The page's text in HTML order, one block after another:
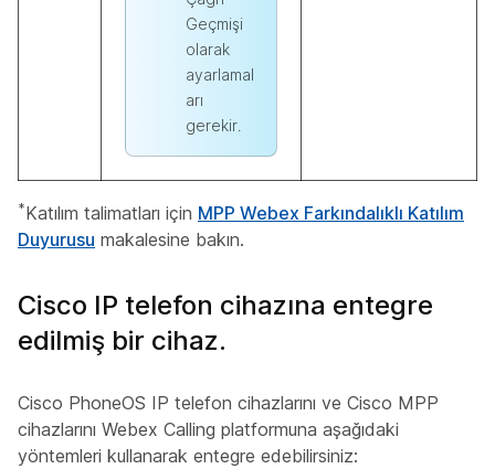
Geçmişi
olarak
ayarlamal
arı
gerekir.
*Katılım talimatları için MPP Webex Farkındalıklı Katılım
Duyurusu makalesine bakın.
Cisco IP telefon cihazına entegre
edilmiş bir cihaz.
Cisco PhoneOS IP telefon cihazlarını ve Cisco MPP
cihazlarını Webex Calling platformuna aşağıdaki
yöntemleri kullanarak entegre edebilirsiniz: